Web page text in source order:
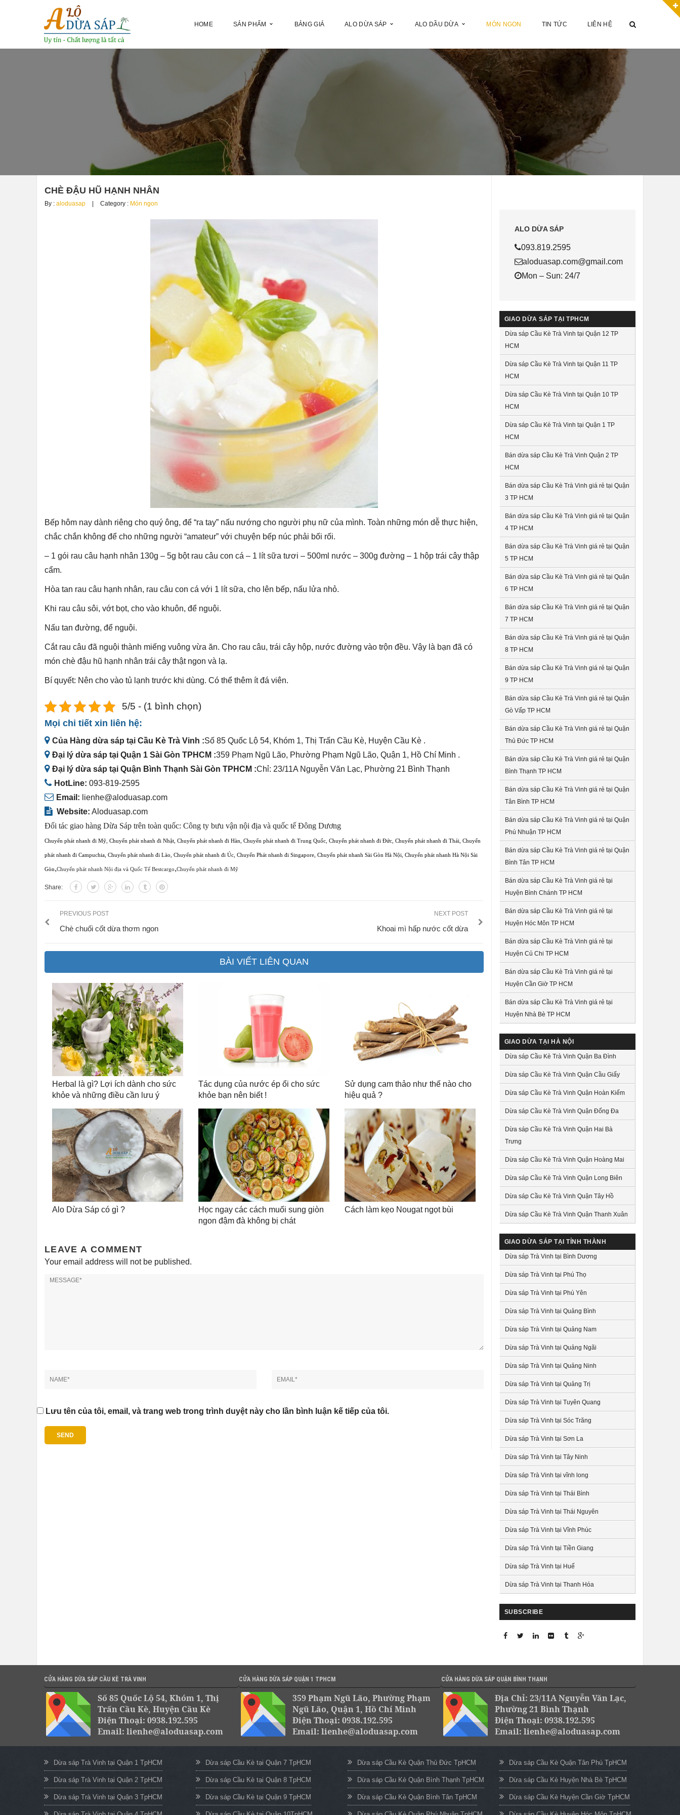
HOME SẢN PHẨM BẢNG GIÁ ALO DỪA SÁP ALO DẦU DỪA MÓN NGON TIN TỨC LIÊN HỆ
CHÈ ĐẬU HŨ HẠNH NHÂN
By : aloduasap Category : Món ngon
Bếp hôm nay dành riêng cho quý ông, để “ra tay” nấu nướng cho người phụ nữ của mình. Toàn những món dễ thực hiện,
chắc chắn không để cho những người “amateur” với chuyện bếp núc phải bối rối.
– 1 gói rau câu hạnh nhân 130g – 5g bột rau câu con cá – 1 lít sữa tươi – 500ml nước – 300g đường – 1 hộp trái cây thập
cẩm.
Hòa tan rau câu hạnh nhân, rau câu con cá với 1 lít sữa, cho lên bếp, nấu lửa nhỏ.
Khi rau câu sôi, vớt bọt, cho vào khuôn, để nguội.
Nấu tan đường, để nguội.
Cắt rau câu đã nguội thành miếng vuông vừa ăn. Cho rau câu, trái cây hộp, nước đường vào trộn đều. Vậy là bạn đã có
món chè đậu hũ hạnh nhân trái cây thật ngon và lạ.
Bí quyết: Nên cho vào tủ lạnh trước khi dùng. Có thể thêm ít đá viên.
5/5 - (1 bình chọn)
Mọi chi tiết xin liên hệ:
Của Hàng dừa sáp tại Cầu Kè Trà Vinh :Số 85 Quốc Lộ 54, Khóm 1, Thị Trấn Cầu Kè, Huyện Cầu Kè .
Đại lý dừa sáp tại Quận 1 Sài Gòn TPHCM :359 Phạm Ngũ Lão, Phường Phạm Ngũ Lão, Quận 1, Hồ Chí Minh .
Đại lý dừa sáp tại Quận Bình Thạnh Sài Gòn TPHCM :Chỉ: 23/11A Nguyễn Văn Lạc, Phường 21 Bình Thạnh
HotLine: 093-819-2595
Email: lienhe@aloduasap.com
Website: Aloduasap.com
Đối tác giao hàng Dừa Sáp trên toàn quốc: Công ty bưu vận nội địa và quốc tế Đông Dương
Chuyển phát nhanh đi Mỹ Chuyển phát nhanh đi Nhật Chuyển phát nhanh đi Hàn Chuyển phát nhanh đi Trung Quốc Chuyển phát nhanh đi Đức Chuyển phát nhanh đi Thái Chuyển
phát nhanh đi Campuchia Chuyển phát nhanh đi Lào Chuyển phát nhanh đi Úc Chuyển Phát nhanh đi Singapore Chuyển phát nhanh Sài Gòn Hà Nội Chuyển phát nhanh Hà Nội Sài
Gòn,Chuyển phát nhanh Nội địa và Quốc Tế Bestcargo,Chuyển phát nhanh đi Mỹ
Share:
PREVIOUS POST
Chè chuối cốt dừa thơm ngon
NEXT POST
Khoai mì hấp nước cốt dừa
BÀI VIẾT LIÊN QUAN
Herbal là gì? Lợi ích dành cho sức
khỏe và những điều cần lưu ý
Tác dụng của nước ép ổi cho sức
khỏe bạn nên biết !
Sử dụng cam thảo như thế nào cho
hiệu quả ?
Alo Dừa Sáp có gì ?
Học ngay các cách muối sung giòn
ngon đậm đà không bị chát
Cách làm kẹo Nougat ngọt bùi
LEAVE A COMMENT
Your email address will not be published.
Lưu tên của tôi, email, và trang web trong trình duyệt này cho lần bình luận kế tiếp của tôi.
ALO DỪA SÁP
093.819.2595
aloduasap.com@gmail.com
Mon – Sun: 24/7
GIAO DỪA SÁP TẠI TPHCM
Dừa sáp Cầu Kè Trà Vinh tại Quận 12 TP
HCM
Dừa sáp Cầu Kè Trà Vinh tại Quận 11 TP
HCM
Dừa sáp Cầu Kè Trà Vinh tại Quận 10 TP
HCM
Dừa sáp Cầu Kè Trà Vinh tại Quận 1 TP
HCM
Bán dừa sáp Cầu Kè Trà Vinh Quận 2 TP
HCM
Bán dừa sáp Cầu Kè Trà Vinh giá rẻ tại Quận
3 TP HCM
Bán dừa sáp Cầu Kè Trà Vinh giá rẻ tại Quận
4 TP HCM
Bán dừa sáp Cầu Kè Trà Vinh giá rẻ tại Quận
5 TP HCM
Bán dừa sáp Cầu Kè Trà Vinh giá rẻ tại Quận
6 TP HCM
Bán dừa sáp Cầu Kè Trà Vinh giá rẻ tại Quận
7 TP HCM
Bán dừa sáp Cầu Kè Trà Vinh giá rẻ tại Quận
8 TP HCM
Bán dừa sáp Cầu Kè Trà Vinh giá rẻ tại Quận
9 TP HCM
Bán dừa sáp Cầu Kè Trà Vinh giá rẻ tại Quận
Gò Vấp TP HCM
Bán dừa sáp Cầu Kè Trà Vinh giá rẻ tại Quận
Thủ Đức TP HCM
Bán dừa sáp Cầu Kè Trà Vinh giá rẻ tại Quận
Bình Thạnh TP HCM
Bán dừa sáp Cầu Kè Trà Vinh giá rẻ tại Quận
Tân Bình TP HCM
Bán dừa sáp Cầu Kè Trà Vinh giá rẻ tại Quận
Phú Nhuận TP HCM
Bán dừa sáp Cầu Kè Trà Vinh giá rẻ tại Quận
Bình Tân TP HCM
Bán dừa sáp Cầu Kè Trà Vinh giá rẻ tại
Huyện Bình Chánh TP HCM
Bán dừa sáp Cầu Kè Trà Vinh giá rẻ tại
Huyện Hóc Môn TP HCM
Bán dừa sáp Cầu Kè Trà Vinh giá rẻ tại
Huyện Củ Chi TP HCM
Bán dừa sáp Cầu Kè Trà Vinh giá rẻ tại
Huyện Cần Giờ TP HCM
Bán dừa sáp Cầu Kè Trà Vinh giá rẻ tại
Huyện Nhà Bè TP HCM
GIAO DỪA TẠI HÀ NỘI
Dừa sáp Cầu Kè Trà Vinh Quận Ba Đình
Dừa sáp Cầu Kè Trà Vinh Quận Cầu Giấy
Dừa sáp Cầu Kè Trà Vinh Quận Hoàn Kiếm
Dừa sáp Cầu Kè Trà Vinh Quận Đống Đa
Dừa sáp Cầu Kè Trà Vinh Quận Hai Bà
Trưng
Dừa sáp Cầu Kè Trà Vinh Quận Hoàng Mai
Dừa sáp Cầu Kè Trà Vinh Quận Long Biên
Dừa sáp Cầu Kè Trà Vinh Quận Tây Hồ
Dừa sáp Cầu Kè Trà Vinh Quận Thanh Xuân
GIAO DỪA SÁP TẠI TỈNH THÀNH
Dừa sáp Trà Vinh tại Bình Dương
Dừa sáp Trà Vinh tại Phú Thọ
Dừa sáp Trà Vinh tại Phú Yên
Dừa sáp Trà Vinh tại Quảng Bình
Dừa sáp Trà Vinh tại Quảng Nam
Dừa sáp Trà Vinh tại Quảng Ngãi
Dừa sáp Trà Vinh tại Quảng Ninh
Dừa sáp Trà Vinh tại Quảng Trị
Dừa sáp Trà Vinh tại Tuyên Quang
Dừa sáp Trà Vinh tại Sóc Trăng
Dừa sáp Trà Vinh tại Sơn La
Dừa sáp Trà Vinh tại Tây Ninh
Dừa sáp Trà Vinh tại vĩnh long
Dừa sáp Trà Vinh tại Thái Bình
Dừa sáp Trà Vinh tại Thái Nguyên
Dừa sáp Trà Vinh tại Vĩnh Phúc
Dừa sáp Trà Vinh tại Tiền Giang
Dừa sáp Trà Vinh tại Huế
Dừa sáp Trà Vinh tại Thanh Hóa
SUBSCRIBE
CỬA HÀNG DỪA SÁP CẦU KÈ TRÀ VINH
Số 85 Quốc Lộ 54, Khóm 1, Thị
Trấn Cầu Kè, Huyện Cầu Kè
Điện Thoại: 0938.192.595
Email: lienhe@aloduasap.com
CỬA HÀNG DỪA SÁP QUẬN 1 TPHCM
359 Phạm Ngũ Lão, Phường Phạm
Ngũ Lão, Quận 1, Hồ Chí Minh
Điện Thoại: 0938.192.595
Email: lienhe@aloduasap.com
CỬA HÀNG DỪA SÁP QUẬN BÌNH THẠNH
Địa Chỉ: 23/11A Nguyễn Văn Lạc,
Phường 21 Bình Thạnh
Điện Thoại: 0938.192.595
Email: lienhe@aloduasap.com
Dừa sáp Trà Vinh tại Quận 1 TpHCM
Dừa sáp Trà Vinh tại Quận 2 TpHCM
Dừa sáp Trà Vinh tại Quận 3 TpHCM
Dừa sáp Cầu Kè tại Quận 7 TpHCM
Dừa sáp Cầu Kè tại Quận 8 TpHCM
Dừa sáp Cầu Kè tại Quận 9 TpHCM
Dừa sáp Cầu Kè Quận Thủ Đức TpHCM
Dừa sáp Cầu Kè Quận Bình Thạnh TpHCM
Dừa sáp Cầu Kè Quận Bình Tân TpHCM
Dừa sáp Cầu Kè Quận Tân Phú TpHCM
Dừa sáp Cầu Kè Huyện Nhà Bè TpHCM
Dừa sáp Cầu Kè Huyện Cần Giờ TpHCM